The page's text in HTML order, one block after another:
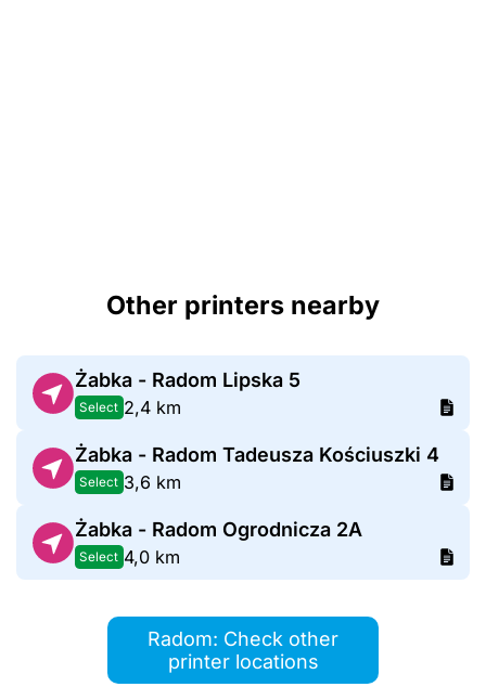
Other printers nearby
Żabka - Radom Lipska 5
Select 2,4 km
Żabka - Radom Tadeusza Kościuszki 4
Select 3,6 km
Żabka - Radom Ogrodnicza 2A
Select 4,0 km
Radom: Check other
printer locations